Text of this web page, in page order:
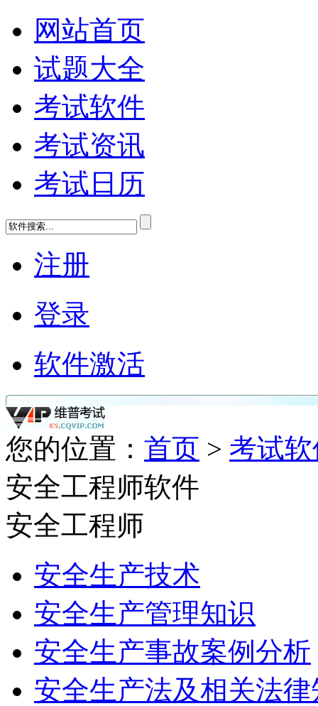
网站首页
试题大全
考试软件
考试资讯
考试日历
注册
登录
软件激活
您的位置： 首页 > 考试
安全工程师软件
安全工程师
安全生产技术
安全生产管理知识
安全生产事故案例分析
安全生产法及相关法律